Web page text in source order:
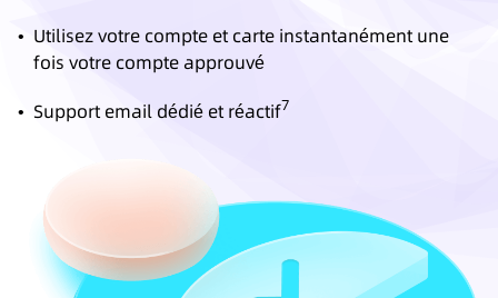
• Utilisez votre compte et carte instantanément une
fois votre compte approuvé
• Support email dédié et réactif7